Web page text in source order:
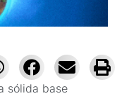
sólida base